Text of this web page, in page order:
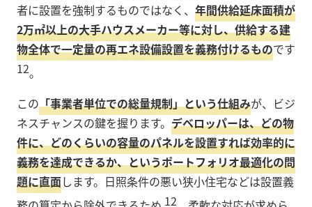
者に設置を強制するものではなく、 年間供給延床面積が
2万㎡以上の大手ハウスメーカー等に対し、供給する建
物全体で一定量の再エネ設備設置を義務付けるものです
12。
この「事業者単位での総量規制」という仕組みが、ビジ
ネスチャンスの鍵を握ります。 デベロッパーは、どの物
件に、どのくらいの容量のパネルを設置すれば効率的に
義務を達成できるか、というポートフォリオ最適化の問
題に直面します。日照条件の悪い狭小住宅などは設置義
12